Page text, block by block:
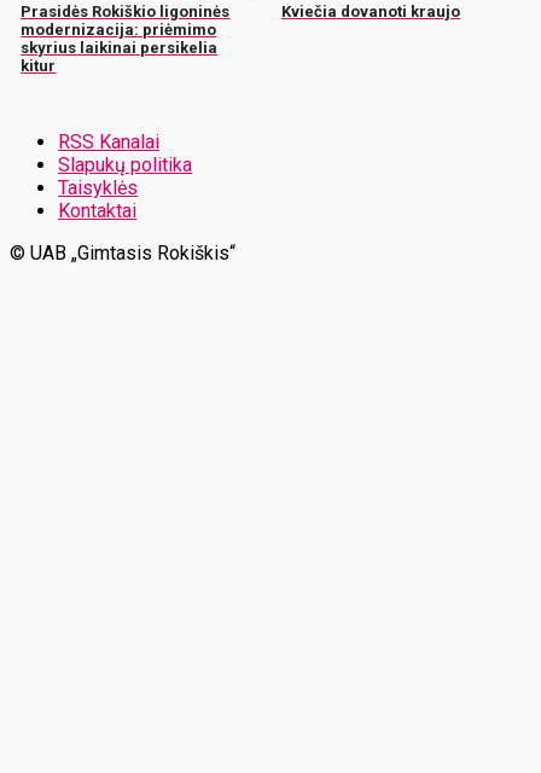
Prasidės Rokiškio ligoninės
modernizacija: priėmimo
skyrius laikinai persikelia
kitur
Kviečia dovanoti kraujo
RSS Kanalai
Slapukų politika
Taisyklės
Kontaktai
© UAB „Gimtasis Rokiškis“